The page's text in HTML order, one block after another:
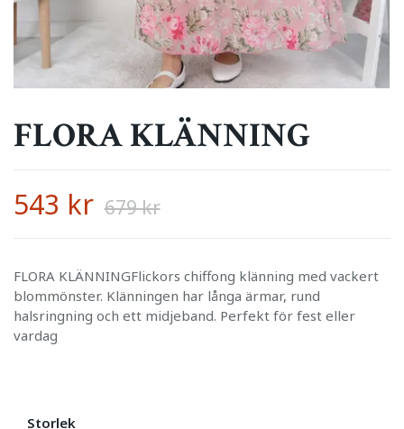
FLORA KLÄNNING
543 kr 679 kr
FLORA KLÄNNINGFlickors chiffong klänning med vackert
blommönster. Klänningen har långa ärmar, rund
halsringning och ett midjeband. Perfekt för fest eller
vardag
Storlek